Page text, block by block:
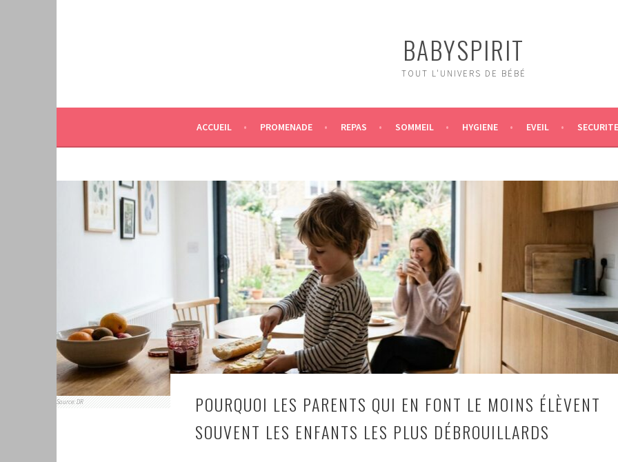
BABYSPIRIT
TOUT L'UNIVERS DE BÉBÉ
ACCUEIL PROMENADE REPAS SOMMEIL HYGIENE EVEIL SECURITE
Source: DR
POURQUOI LES PARENTS QUI EN FONT LE MOINS ÉLÈVENT
SOUVENT LES ENFANTS LES PLUS DÉBROUILLARDS